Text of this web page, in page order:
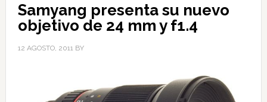
Samyang presenta su nuevo
objetivo de 24 mm y f1.4
12 AGOSTO, 2011BY